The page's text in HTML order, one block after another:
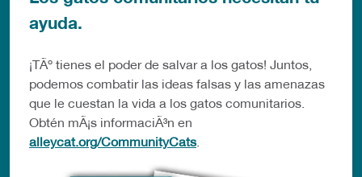
ayuda.
¡TÃº tienes el poder de salvar a los gatos! Juntos,
podemos combatir las ideas falsas y las amenazas
que le cuestan la vida a los gatos comunitarios.
Obtén mÃ¡s informaciÃ³n en
alleycat.org/CommunityCats.